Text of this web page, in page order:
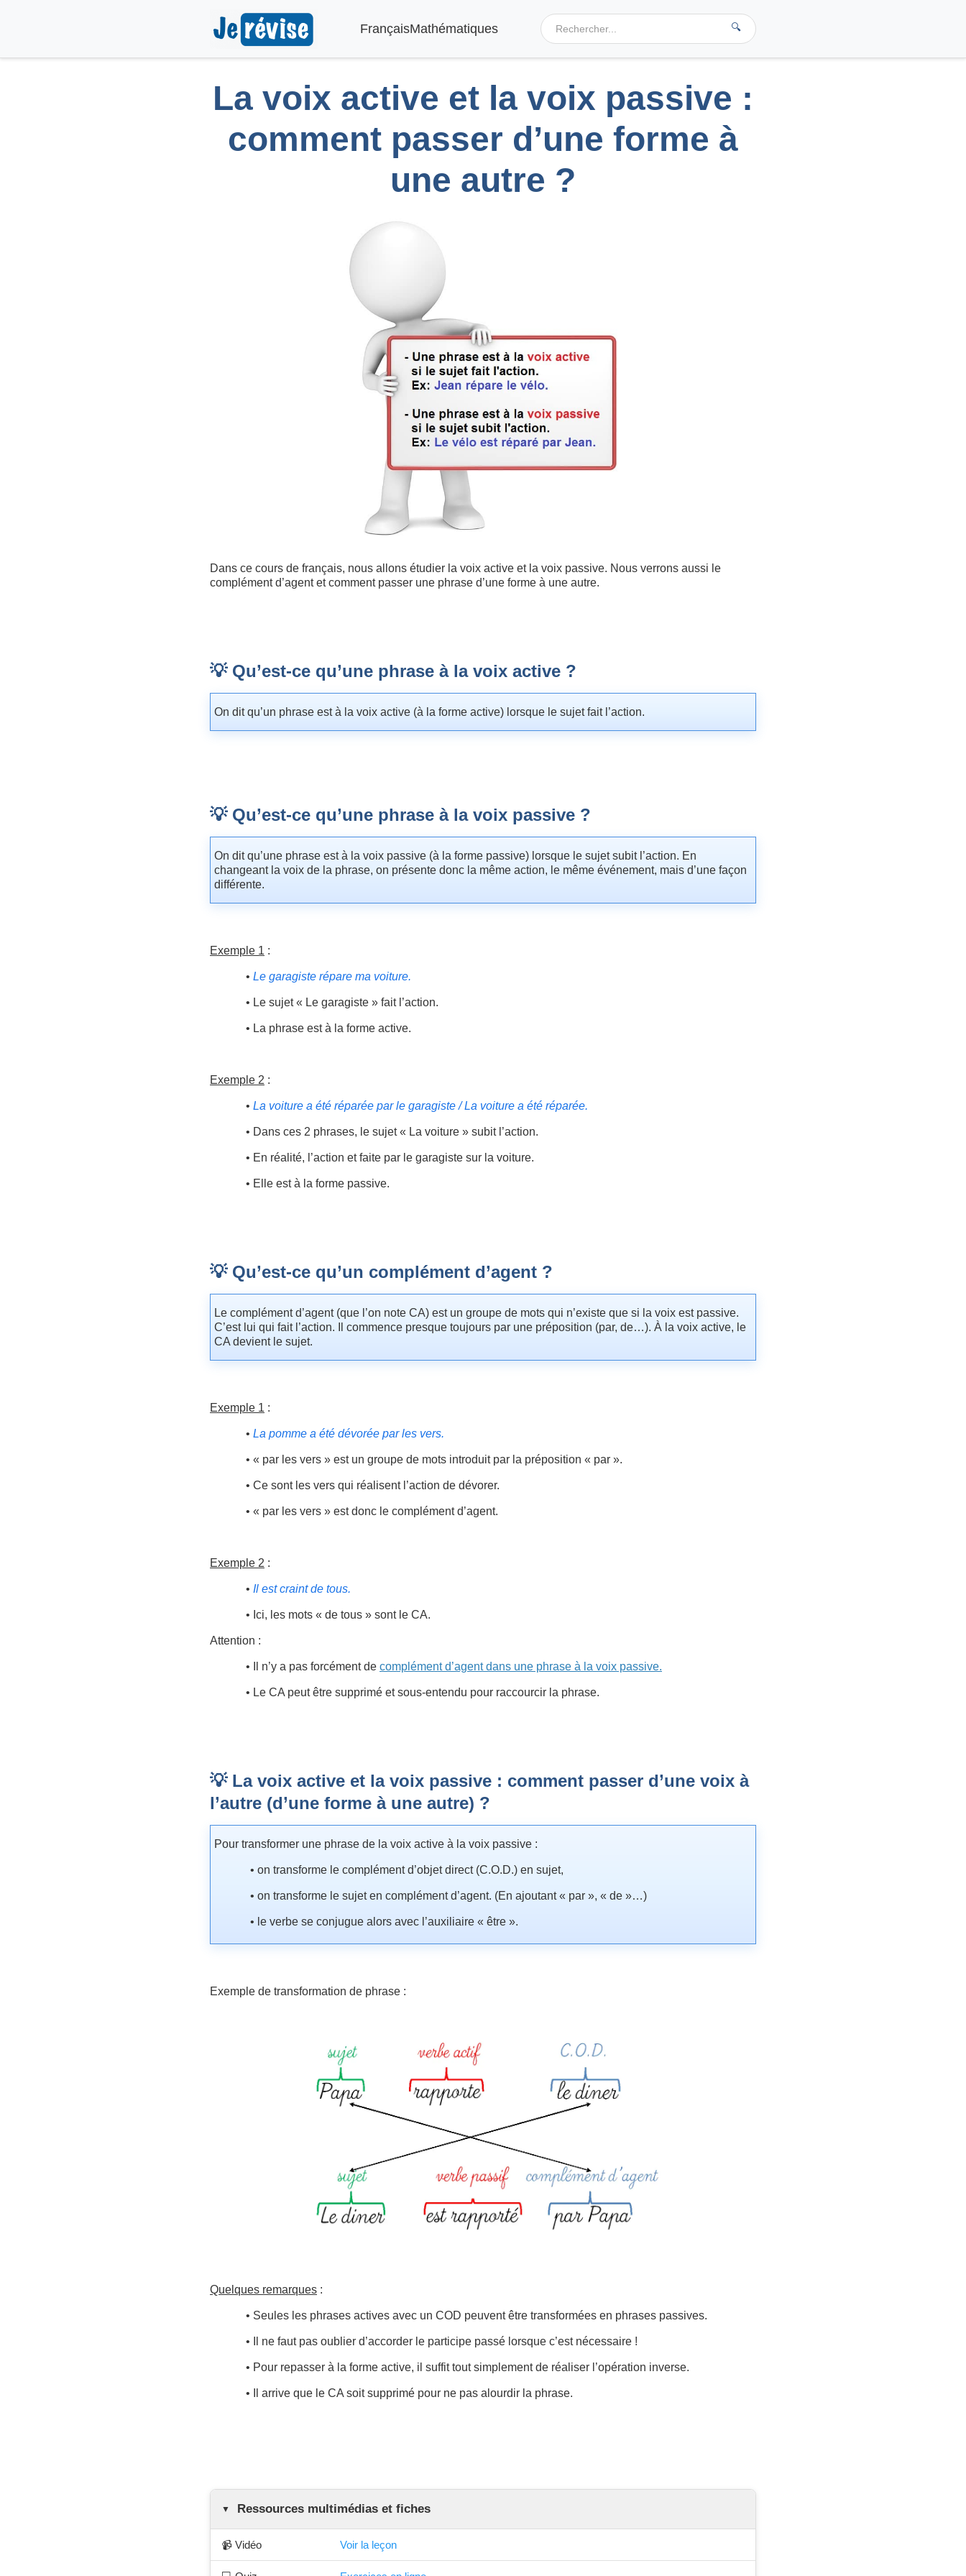
FrançaisMathématiques 🔍
La voix active et la voix passive :
comment passer d’une forme à
une autre ?
Dans ce cours de français, nous allons étudier la voix active et la voix passive. Nous verrons aussi le
complément d’agent et comment passer une phrase d’une forme à une autre.
💡 Qu’est-ce qu’une phrase à la voix active ?
On dit qu’un phrase est à la voix active (à la forme active) lorsque le sujet fait l’action.
💡 Qu’est-ce qu’une phrase à la voix passive ?
On dit qu’une phrase est à la voix passive (à la forme passive) lorsque le sujet subit l’action. En
changeant la voix de la phrase, on présente donc la même action, le même événement, mais d’une façon
différente.
Exemple 1 :
• Le garagiste répare ma voiture.
• Le sujet « Le garagiste » fait l’action.
• La phrase est à la forme active.
Exemple 2 :
• La voiture a été réparée par le garagiste / La voiture a été réparée.
• Dans ces 2 phrases, le sujet « La voiture » subit l’action.
• En réalité, l’action et faite par le garagiste sur la voiture.
• Elle est à la forme passive.
💡 Qu’est-ce qu’un complément d’agent ?
Le complément d’agent (que l’on note CA) est un groupe de mots qui n’existe que si la voix est passive.
C’est lui qui fait l’action. Il commence presque toujours par une préposition (par, de…). À la voix active, le
CA devient le sujet.
Exemple 1 :
• La pomme a été dévorée par les vers.
• « par les vers » est un groupe de mots introduit par la préposition « par ».
• Ce sont les vers qui réalisent l’action de dévorer.
• « par les vers » est donc le complément d’agent.
Exemple 2 :
• Il est craint de tous.
• Ici, les mots « de tous » sont le CA.
Attention :
• Il n’y a pas forcément de complément d’agent dans une phrase à la voix passive.
• Le CA peut être supprimé et sous-entendu pour raccourcir la phrase.
💡 La voix active et la voix passive : comment passer d’une voix à
l’autre (d’une forme à une autre) ?
Pour transformer une phrase de la voix active à la voix passive :
• on transforme le complément d’objet direct (C.O.D.) en sujet,
• on transforme le sujet en complément d’agent. (En ajoutant « par », « de »…)
• le verbe se conjugue alors avec l’auxiliaire « être ».
Exemple de transformation de phrase :
Quelques remarques :
• Seules les phrases actives avec un COD peuvent être transformées en phrases passives.
• Il ne faut pas oublier d’accorder le participe passé lorsque c’est nécessaire !
• Pour repasser à la forme active, il suffit tout simplement de réaliser l’opération inverse.
• Il arrive que le CA soit supprimé pour ne pas alourdir la phrase.
Ressources multimédias et fiches
📹 Vidéo Voir la leçon